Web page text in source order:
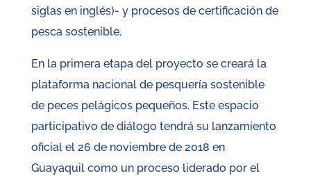
siglas en inglés)- y procesos de certificación de
pesca sostenible.
En la primera etapa del proyecto se creará la
plataforma nacional de pesquería sostenible
de peces pelágicos pequeños. Este espacio
participativo de diálogo tendrá su lanzamiento
oficial el 26 de noviembre de 2018 en
Guayaquil como un proceso liderado por el